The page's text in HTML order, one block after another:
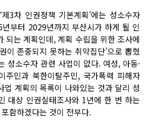
3차 인권정책 기본계획’에는 성소수자
부터 2029년까지 부산시가 하게 될 인
되는 계획인데, 계획 수립을 위한 조사에
이 존중되지 못하는 취약집단’으로 뽑혔
성소수자 관련 사업이 없다. 여성, 아동·
주민과 북한이탈주민, 국가폭력 피해자
업 계획의 목록이 나와있는 것과 달리 성
대상 인권실태조사와 1년에 한 번 하는
함하겠다는 것이 전부다.